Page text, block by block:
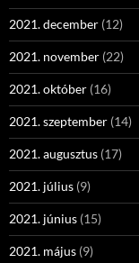
2021. december (12)
2021. november (22)
2021. október (16)
2021. szeptember (14)
2021. augusztus (17)
2021. július (9)
2021. június (15)
2021. május (9)